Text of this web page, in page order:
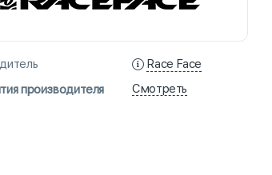
Race Face
производителя
Смотреть